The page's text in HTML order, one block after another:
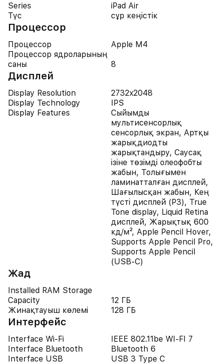
Series
iPad Air
Түс
сұр кеңістік
Процессор
Процессор
Apple M4
Процессор ядроларының
саны
8
Дисплей
Display Resolution
2732x2048
Display Technology
IPS
Display Features
Сыйымды
мультисенсорлық
сенсорлық экран, Артқы
жарықдиодты
жарықтандыру, Саусақ
ізіне төзімді олеофобты
жабын, Толығымен
ламинатталған дисплей,
Шағылысқан жабын, Кең
түсті дисплей (P3), True
Tone display, Liquid Retina
дисплей, Жарықтық 600
кд/м², Apple Pencil Hover,
Supports Apple Pencil Pro,
Supports Apple Pencil
(USB‑C)
Жад
Installed RAM Storage
Capacity
12 ГБ
Жинақтауыш көлемі
128 ГБ
Интерфейс
Interface Wi-Fi
IEEE 802.11be WI-FI 7
Interface Bluetooth
Bluetooth 6
Interface USB
USB 3 Type C